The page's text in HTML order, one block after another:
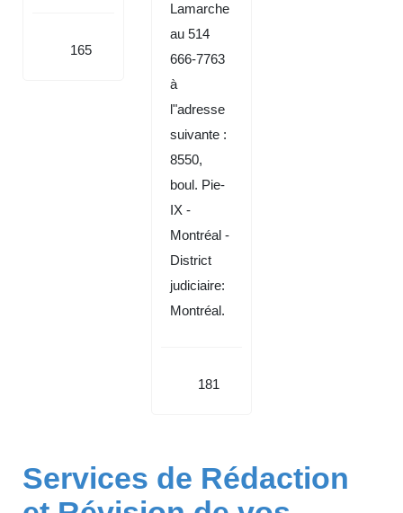
165
Lamarche
au 514
666-7763
à
l"adresse
suivante :
8550,
boul. Pie-
IX -
Montréal -
District
judiciaire:
Montréal.
181
Services de Rédaction